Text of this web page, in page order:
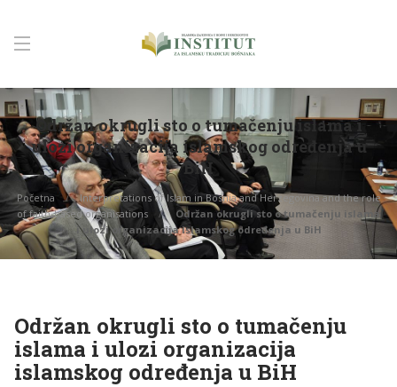
Održan okrugli sto o tumačenju islama i
ulozi organizacija islamskog određenja u
BiH
Početna
Interpretations of Islam in Bosnia and Herzegovina and the role
of faith-based organisations
Održan okrugli sto o tumačenju islama
i ulozi organizacija islamskog određenja u BiH
Održan okrugli sto o tumačenju
islama i ulozi organizacija
islamskog određenja u BiH